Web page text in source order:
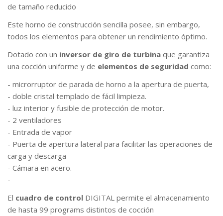
de tamaño reducido
Este horno de construcción sencilla posee, sin embargo,
todos los elementos para obtener un rendimiento óptimo.
Dotado con un inversor de giro de turbina que garantiza
una cocción uniforme y de elementos de seguridad como:
- microrruptor de parada de horno a la apertura de puerta,
- doble cristal templado de fácil limpieza.
- luz interior y fusible de protección de motor.
- 2 ventiladores
- Entrada de vapor
- Puerta de apertura lateral para facilitar las operaciones de
carga y descarga
- Cámara en acero.
-
El cuadro de control DIGITAL permite el almacenamiento
de hasta 99 programs distintos de cocción